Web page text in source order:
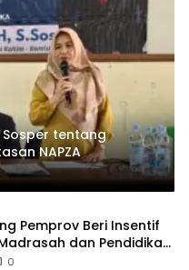
Sosper tentang
NAPZA
Pemprov Beri Insentif
dan Pendidikan
0